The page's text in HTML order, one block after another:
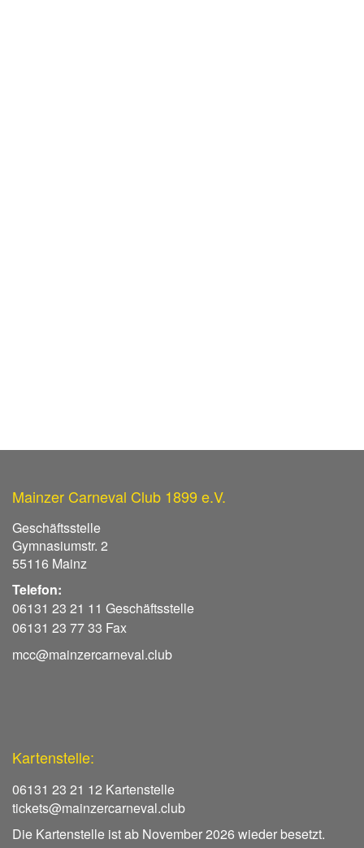
Mainzer Carneval Club 1899 e.V.
Geschäftsstelle
Gymnasiumstr. 2
55116 Mainz
Telefon:
06131 23 21 11 Geschäftsstelle
06131 23 77 33 Fax
mcc@mainzercarneval.club
Kartenstelle:
06131 23 21 12 Kartenstelle
tickets@mainzercarneval.club
Die Kartenstelle ist ab November 2026 wieder besetzt.